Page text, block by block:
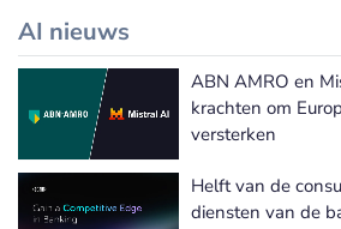
AI nieuws
ABN AMRO en
krachten om
versterken
Helft van de
diensten van de